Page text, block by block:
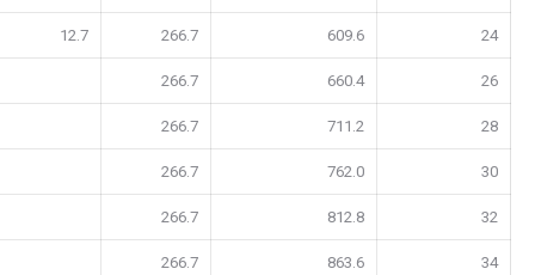
24
609.6
266.7
12.7
26
660.4
266.7
28
711.2
266.7
30
762.0
266.7
32
812.8
266.7
34
863.6
266.7